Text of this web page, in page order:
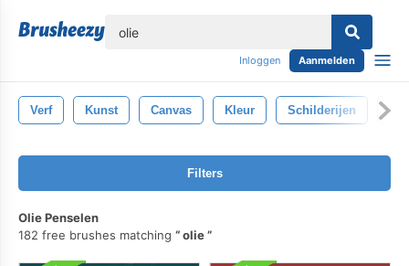
Inloggen Aanmelden
Verf Kunst Canvas Kleur Schilderijen
Filters
Olie Penselen
182 free brushes matching
olie